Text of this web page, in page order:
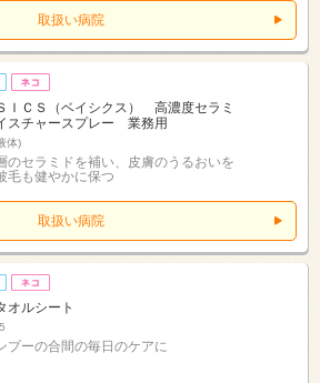
取扱い病院
ＩＣＳ（ベイシクス） 高濃度セラミ
スチャースプレー 業務用
体)
のセラミドを補い、皮膚のうるおいを
毛も健やかに保つ
取扱い病院
オルシート
プーの合間の毎日のケアに